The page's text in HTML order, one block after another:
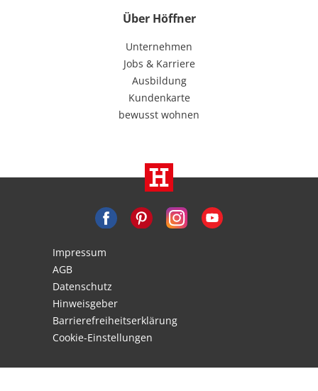
Über Höffner
Unternehmen
Jobs & Karriere
Ausbildung
Kundenkarte
bewusst wohnen
Impressum
AGB
Datenschutz
Hinweisgeber
Barrierefreiheitserklärung
Cookie-Einstellungen